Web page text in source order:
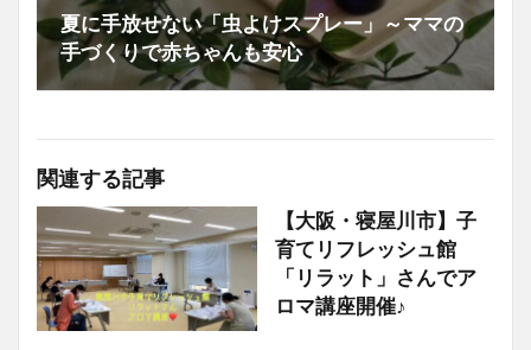
夏に手放せない「虫よけスプレー」～ママの
手づくりで赤ちゃんも安心
関連する記事
アロマ講座
【大阪・寝屋川市】子
育てリフレッシュ館
「リラット」さんでア
ロマ講座開催♪